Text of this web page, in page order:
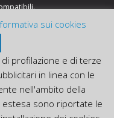
sui cookies
profilazione e di terze
in linea con le
nell'ambito della
estesa sono riportate le